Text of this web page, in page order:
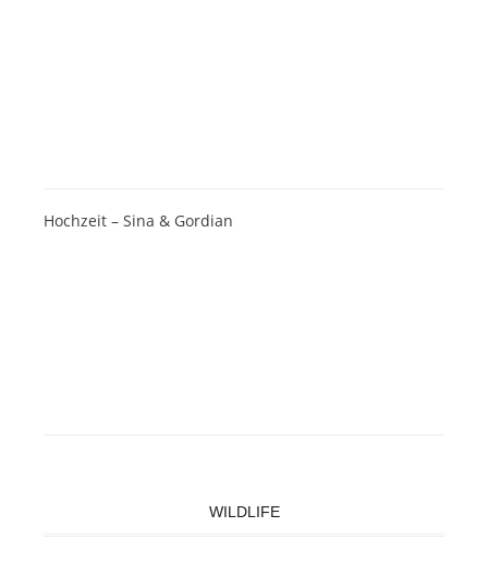
Hochzeit – Sina & Gordian
WILDLIFE